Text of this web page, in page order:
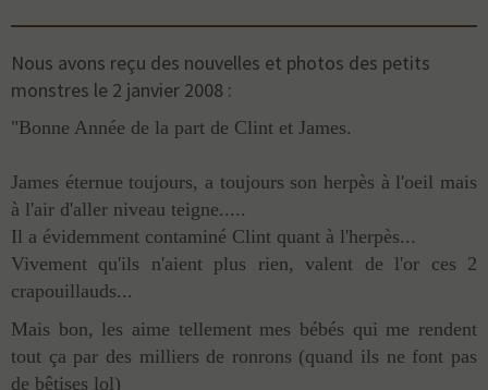
Nous avons reçu des nouvelles et photos des petits
monstres le 2 janvier 2008 :
"Bonne Année de la part de Clint et James.
James éternue toujours, a toujours son herpès à l'oeil mais
à l'air d'aller niveau teigne.....
Il a évidemment contaminé Clint quant à l'herpès...
Vivement qu'ils n'aient plus rien, valent de l'or ces 2
crapouillauds...
Mais bon, les aime tellement mes bébés qui me rendent
tout ça par des milliers de ronrons (quand ils ne font pas
de bêtises lol)